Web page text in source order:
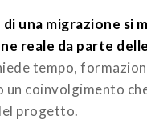
di una migrazione si
reale da parte
tempo,
coinvolgimento
progetto.